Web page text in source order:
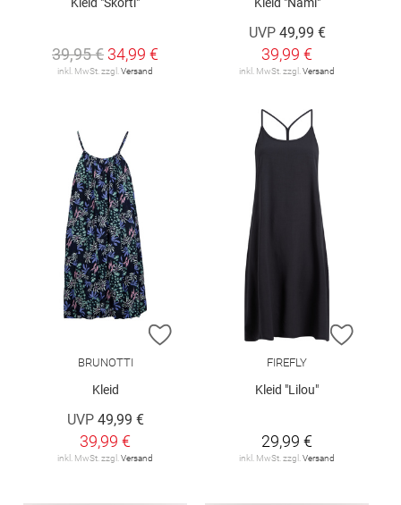
39,95 € 34,99 €
inkl. MwSt. zzgl. Versand
UVP 49,99 €
39,99 €
inkl. MwSt. zzgl. Versand
ZUR WUNSCHLISTE HINZUFÜGEN
BRUNOTTI
Kleid
UVP 49,99 €
39,99 €
inkl. MwSt. zzgl. Versand
ZUR
FIREFLY
Kleid "Lilou"
29,99 €
inkl. MwSt. zzgl. Versand